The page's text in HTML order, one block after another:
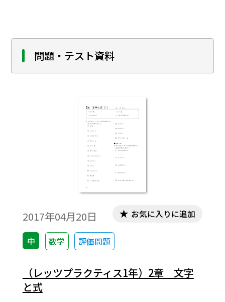
る態度を引き出せる授業ができないか, と考
え授業を行った｡
問題・テスト資料
2017年04月20日
中 数学 評価問題
お気に入りに追加
（レッツプラクティス1年）2章 文字
と式